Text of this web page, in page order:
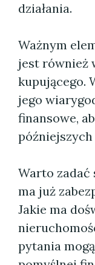
działania.
Ważnym
jest również
kupującego.
jego
finansowe,
Warto zadać
ma już
Jakie ma
pytania